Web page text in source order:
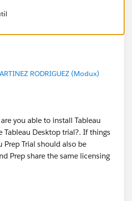
current/desktopdeploy/j
Guide states the
current/desktopdeploy/en-
するための有償オプションが必
RODRIGUEZ (Modux)
you able to install Tableau
Tableau Desktop trial?. If things
Prep Trial should also be
Prep share the same licensing
question, would you be so